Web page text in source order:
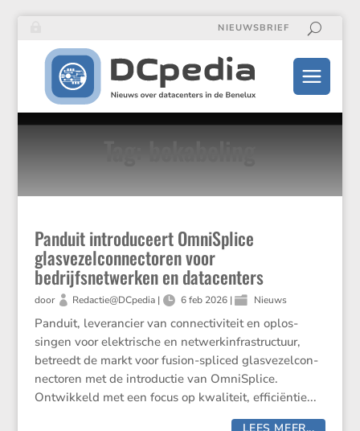
NIEUWSBRIEF
Tag: bekabeling
Panduit introduceert OmniSplice
glasvezelconnectoren voor
bedrijfsnetwerken en datacenters
door Redactie@DCpedia| 6 feb 2026 | Nieuws
Panduit, leveran­cier van connec­ti­vi­teit en oplos­
singen voor elektri­sche en netwer­k­in­fra­struc­tuur,
betreedt de markt voor fusion-spliced glasve­zel­con­
nec­toren met de intro­ductie van OmniSplice.
Ontwik­keld met een focus op kwali­teit, effici­ëntie...